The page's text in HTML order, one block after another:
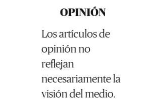
OPINIÓN
Los artículos de
opinión no
reflejan
necesariamente la
visión del medio.